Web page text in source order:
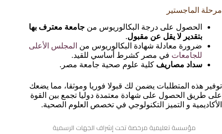
مرحلة الماجستير
الحصول على درجة البكالوريوس من جامعة معترف بها
بتقدير لا يقل عن مقبول.
ضرورة معادلة شهادة البكالوريوس من المجلس الأعلى
للجامعات في مصر كشرط أساسي للقيد.
سداد مصاريف كلية علوم صحية جامعة مصر.
توفير هذه المتطلبات يضمن لك قبولا فوريا وموثقا، مما يضعك
على طريق الحصول على شهادة معتمدة دوليا تجمع بين القوة
الأكاديمية و التميز التكنولوجي في تخصص العلوم الصحية.
مؤسسة تعليمية مرخصة تحت إشراف الجهات الرسمية